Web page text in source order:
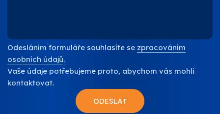
Odesláním formuláře souhlasíte se zpracováním
osobních údajů.
Vaše údaje potřebujeme proto, abychom vás mohli
kontaktovat.